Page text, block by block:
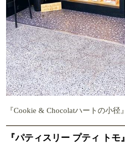
『Cookie & Chocolatハートの小径』
『パティスリー プティ トモ』